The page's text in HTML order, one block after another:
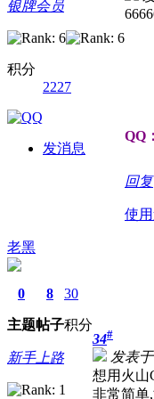
银牌会员
积分
2227
发消息
QQ：
回复
使
老黑
0
主题
8
帖子
30
积分
新手上路
34#
发表
想用火山
非常简单